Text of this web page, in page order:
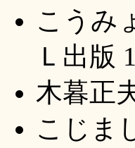
こうみ
Ｌ出版
木暮正
こじま